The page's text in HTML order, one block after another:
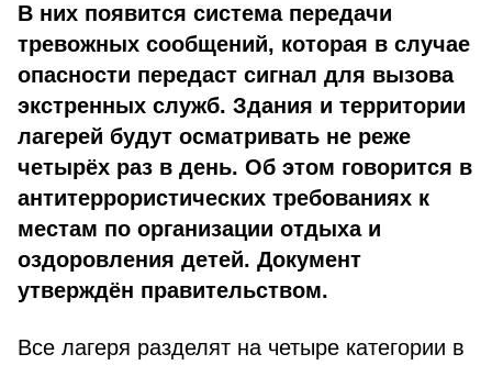
В них появится система передачи
тревожных сообщений, которая в случае
опасности передаст сигнал для вызова
экстренных служб. Здания и территории
лагерей будут осматривать не реже
четырёх раз в день. Об этом говорится в
антитеррористических требованиях к
местам по организации отдыха и
оздоровления детей. Документ
утверждён правительством.
Все лагеря разделят на четыре категории в